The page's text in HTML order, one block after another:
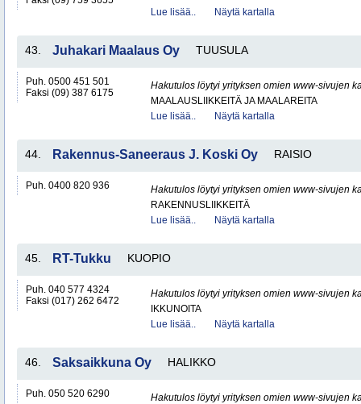
Lue lisää..
Näytä kartalla
43. Juhakari Maalaus Oy TUUSULA
Puh. 0500 451 501
Faksi (09) 387 6175
Hakutulos löytyi yrityksen omien www-sivujen
MAALAUSLIIKKEITÄ JA MAALAREITA
Lue lisää..
Näytä kartalla
44. Rakennus-Saneeraus J. Koski Oy RAISIO
Puh. 0400 820 936
Hakutulos löytyi yrityksen omien www-sivujen
RAKENNUSLIIKKEITÄ
Lue lisää..
Näytä kartalla
45. RT-Tukku KUOPIO
Puh. 040 577 4324
Faksi (017) 262 6472
Hakutulos löytyi yrityksen omien www-sivujen
IKKUNOITA
Lue lisää..
Näytä kartalla
46. Saksaikkuna Oy HALIKKO
Puh. 050 520 6290
Hakutulos löytyi yrityksen omien www-sivujen